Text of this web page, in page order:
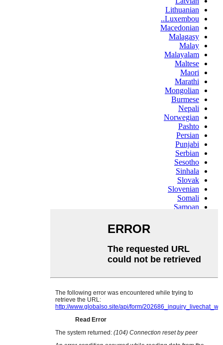
Lithuanian
Luxembou..
Macedonian
Malagasy
Malay
Malayalam
Maltese
Maori
Marathi
Mongolian
Burmese
Nepali
Norwegian
Pashto
Persian
Punjabi
Serbian
Sesotho
Sinhala
Slovak
Slovenian
Somali
Samoan
Swahili
Tajik
Telugu
Ukrainian
Urdu
Welsh
Xhosa